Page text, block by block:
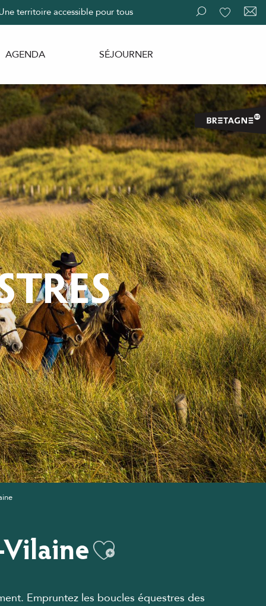
Recherche
territoire accessible pour tous
AGENDA SÉJOURNER
VilaineAjouter aux
Empruntez les boucles équestres des